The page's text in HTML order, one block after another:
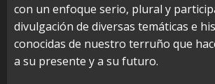
con un enfoque serio, plural y
divulgación de diversas temáticas e
conocidas de nuestro terruño que
a su presente y a su futuro.